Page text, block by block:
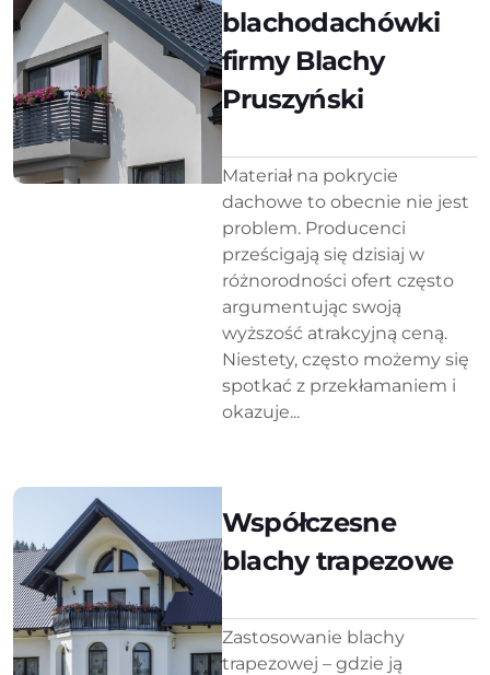
blachodachówki
firmy Blachy
Pruszyński
Materiał na pokrycie
dachowe to obecnie nie jest
problem. Producenci
prześcigają się dzisiaj w
różnorodności ofert często
argumentując swoją
wyższość atrakcyjną ceną.
Niestety, często możemy się
spotkać z przekłamaniem i
okazuje...
Współczesne
blachy trapezowe
Zastosowanie blachy
trapezowej – gdzie ją